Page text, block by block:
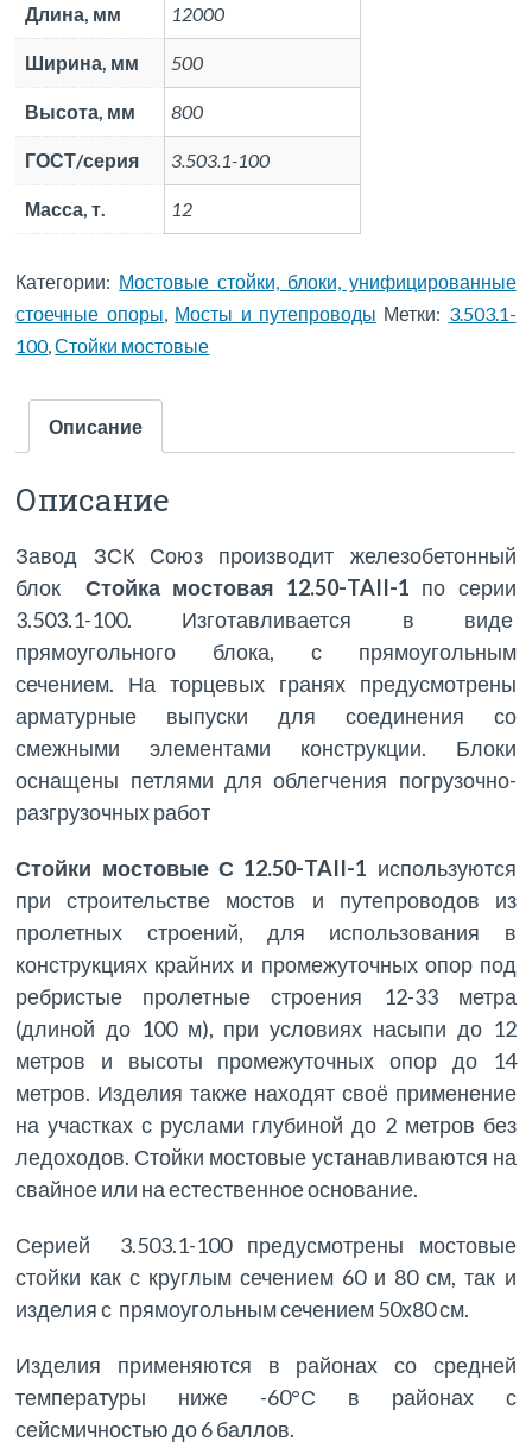
Длина, мм 12000
Ширина, мм 500
Высота, мм 800
ГОСТ/серия 3.503.1-100
Масса, т. 12
Категории: Мостовые стойки, блоки, унифицированные
стоечные опоры Мосты и путепроводы Метки: 3.503.1-
100,Стойки мостовые
Описание
Описание
Завод ЗСК Союз производит железобетонный
блок Стойка мостовая 12.50-TAII-1 по серии
3.503.1-100. Изготавливается в виде
прямоугольного блока, с прямоугольным
сечением. На торцевых гранях предусмотрены
арматурные выпуски для соединения со
смежными элементами конструкции. Блоки
оснащены петлями для облегчения погрузочно-
разгрузочных работ
Стойки мостовые С 12.50-TAII-1 используются
при строительстве мостов и путепроводов из
пролетных строений, для использования в
конструкциях крайних и промежуточных опор под
ребристые пролетные строения 12-33 метра
(длиной до 100 м), при условиях насыпи до 12
метров и высоты промежуточных опор до 14
метров. Изделия также находят своё применение
на участках с руслами глубиной до 2 метров без
ледоходов. Стойки мостовые устанавливаются на
свайное или на естественное основание.
Серией 3.503.1-100 предусмотрены мостовые
стойки как с круглым сечением 60 и 80 см, так и
изделия с прямоугольным сечением 50х80 см.
Изделия применяются в районах со средней
температуры ниже -60°С в районах с
сейсмичностью до 6 баллов.